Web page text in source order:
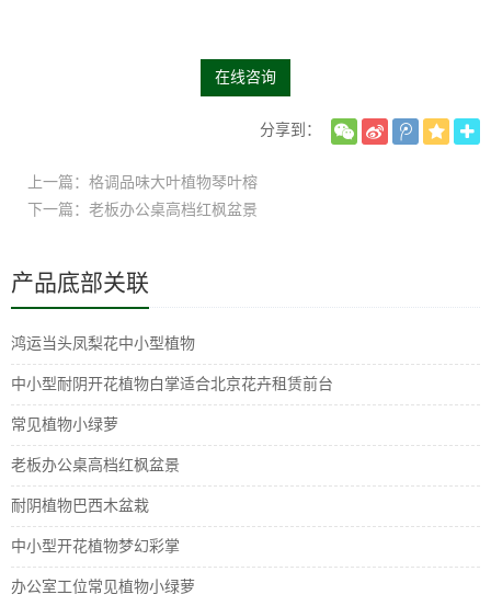
在线咨询
分享到：
上一篇：格调品味大叶植物琴叶榕
下一篇：老板办公桌高档红枫盆景
产品底部关联
鸿运当头凤梨花中小型植物
中小型耐阴开花植物白掌适合北京花卉租赁前台
常见植物小绿萝
老板办公桌高档红枫盆景
耐阴植物巴西木盆栽
中小型开花植物梦幻彩掌
办公室工位常见植物小绿萝